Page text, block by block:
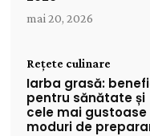
mai 20, 2026
Rețete culinare
Iarba grasă:
pentru sănătate și
cele mai gustoase
moduri de